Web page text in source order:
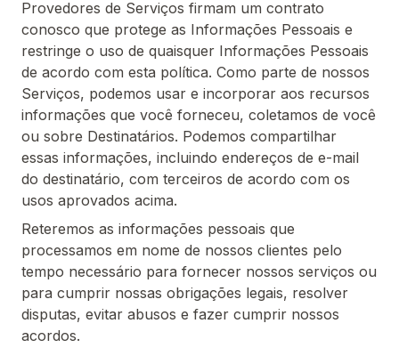
Provedores de Serviços firmam um contrato
conosco que protege as Informações Pessoais e
restringe o uso de quaisquer Informações Pessoais
de acordo com esta política. Como parte de nossos
Serviços, podemos usar e incorporar aos recursos
informações que você forneceu, coletamos de você
ou sobre Destinatários. Podemos compartilhar
essas informações, incluindo endereços de e-mail
do destinatário, com terceiros de acordo com os
usos aprovados acima.
Reteremos as informações pessoais que
processamos em nome de nossos clientes pelo
tempo necessário para fornecer nossos serviços ou
para cumprir nossas obrigações legais, resolver
disputas, evitar abusos e fazer cumprir nossos
acordos.